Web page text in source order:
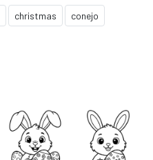
christmas conejo